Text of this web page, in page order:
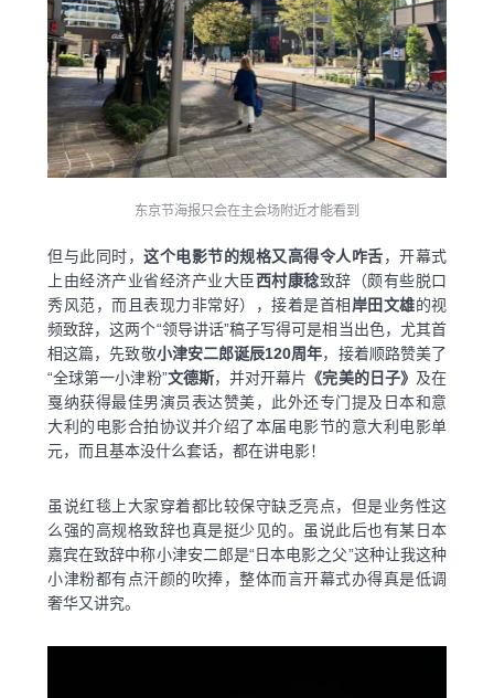
东京节海报只会在主会场附近才能看到
但与此同时， 这个电影节的规格又高得令人咋舌，开幕式
上由经济产业省经济产业大臣西村康稔致辞（颇有些脱口
秀风范，而且表现力非常好），接着是首相 岸田文雄的视
频致辞，这两个“领导讲话”稿子写得可是相当出色，尤其首
相这篇，先致敬小津安二郎诞辰120周年，接着顺路赞美了
“全球第一小津粉”文德斯，并对开幕片 《完美的日子》 及在
戛纳获得最佳男演员表达赞美，此外还专门提及日本和意
大利的电影合拍协议并介绍了本届电影节的意大利电影单
元，而且基本没什么套话，都在讲电影！
虽说红毯上大家穿着都比较保守缺乏亮点，但是业务性这
么强的高规格致辞也真是挺少见的。虽说此后也有某日本
嘉宾在致辞中称小津安二郎是“日本电影之父”这种让我这种
小津粉都有点汗颜的吹捧，整体而言开幕式办得真是低调
奢华又讲究。